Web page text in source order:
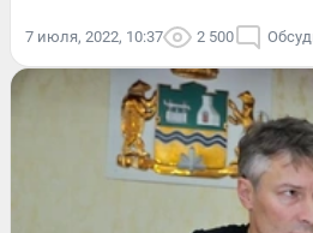
7 июля, 2022, 10:37 2 500